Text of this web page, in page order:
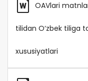
OAVlari
tilidan O‘zbek tiliga
xususiyatlari